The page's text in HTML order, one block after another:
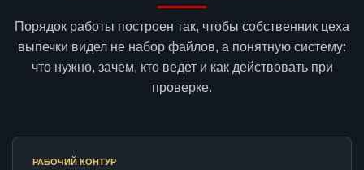
Порядок работы построен так, чтобы собственник цеха
выпечки видел не набор файлов, а понятную систему:
что нужно, зачем, кто ведет и как действовать при
проверке.
РАБОЧИЙ КОНТУР